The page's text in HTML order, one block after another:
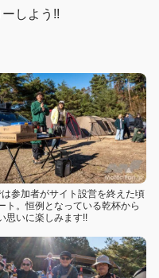
しよう!!
参加者がサイト設営を終えた頃
ト。恒例となっている乾杯から
思いに楽しみます!!